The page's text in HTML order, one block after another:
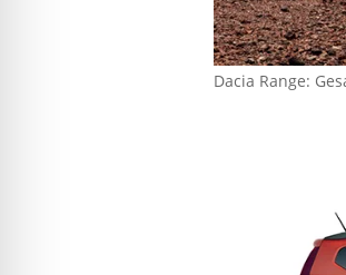
Dacia Range: